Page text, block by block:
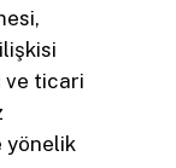
ve ticari
yönelik